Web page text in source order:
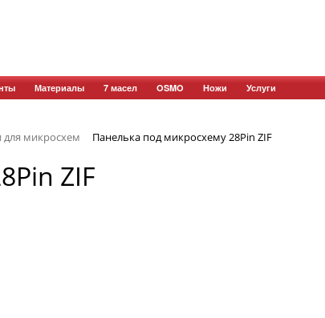
Материалы 7 масел OSMO Ножи Услуги
для микросхем Панелька под микросхему 28Pin ZIF
ZIF